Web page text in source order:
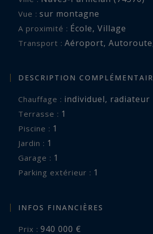
Vue : sur montagne
A proximité : École, Village
Transport : Aéroport, Autoroute
DESCRIPTION
Chauffage : individuel, radiateur
terrasse : 1
piscine : 1
jardin : 1
garage : 1
parking extérieur : 1
INFOS FINANCIÈRES
Prix : 940 000 €